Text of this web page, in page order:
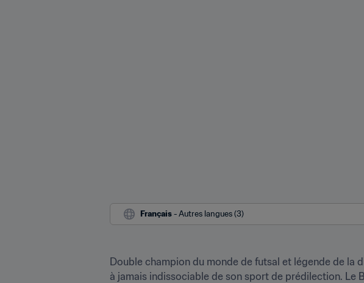
Français - Autres langues (3)
Double champion du monde de futsal et légende de la
à jamais indissociable de son sport de prédilection. Le